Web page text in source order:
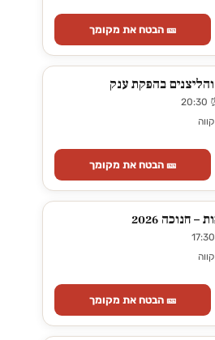
🎫 הבטח את מקומך
בהפקת ענק
🎫 הבטח את מקומך
2026
🎫 הבטח את מקומך